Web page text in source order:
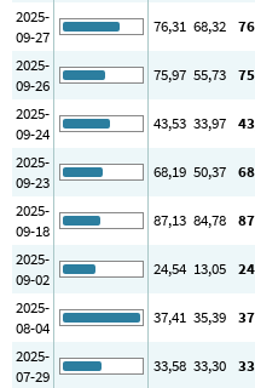
2025-
09-27
76,31 68,32 76
2025-
09-26
75,97 55,73 75
2025-
09-24
43,53 33,97 43
2025-
09-23
68,19 50,37 68
2025-
09-18
87,13 84,78 87
2025-
09-02
24,54 13,05 24
2025-
08-04
37,41 35,39 37
2025-
07-29
33,58 33,30 33